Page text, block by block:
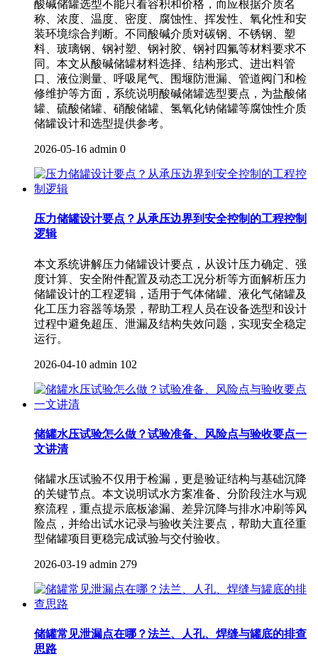
酸碱储罐选型不能只看容积和价格，而应根据介质名
称、浓度、温度、密度、腐蚀性、挥发性、氧化性和安
装环境综合判断。不同酸碱介质对碳钢、不锈钢、塑
料、玻璃钢、钢衬塑、钢衬胶、钢衬四氟等材料要求不
同。本文从酸碱储罐材料选择、结构形式、进出料管
口、液位测量、呼吸尾气、围堰防泄漏、管道阀门和检
修维护等方面，系统说明酸碱储罐选型要点，为盐酸储
罐、硫酸储罐、硝酸储罐、氢氧化钠储罐等腐蚀性介质
储罐设计和选型提供参考。
2026-05-16 admin 0
压力储罐设计要点？从承压边界到安全控制的工程控制
逻辑
本文系统讲解压力储罐设计要点，从设计压力确定、强
度计算、安全附件配置及动态工况分析等方面解析压力
储罐设计的工程逻辑，适用于气体储罐、液化气储罐及
化工压力容器等场景，帮助工程人员在设备选型和设计
过程中避免超压、泄漏及结构失效问题，实现安全稳定
运行。
2026-04-10 admin 102
储罐水压试验怎么做？试验准备、风险点与验收要点一
文讲清
储罐水压试验不仅用于检漏，更是验证结构与基础沉降
的关键节点。本文说明试水方案准备、分阶段注水与观
察流程，重点提示底板渗漏、差异沉降与排水冲刷等风
险点，并给出试水记录与验收关注要点，帮助大直径重
型储罐项目更稳完成试验与交付验收。
2026-03-19 admin 279
储罐常见泄漏点在哪？法兰、人孔、焊缝与罐底的排查
思路